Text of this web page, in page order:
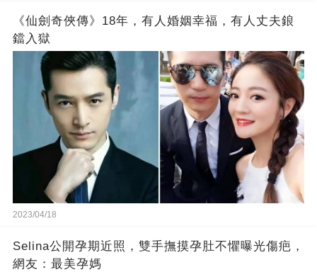
《仙劍奇俠傳》18年，有人婚姻幸福，有人丈夫鋃
鐺入獄
2023/04/18
Selina公開孕期近照，雙手撫摸孕肚不懼曝光傷疤，
網友：最美孕媽